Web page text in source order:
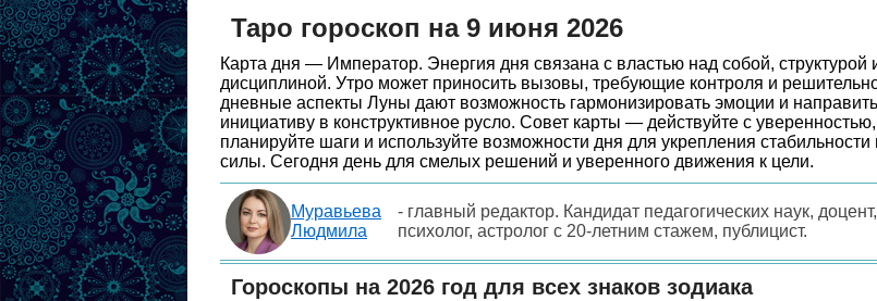
Таро гороскоп на 9 июня 2026
Карта дня — Император. Энергия дня связана с властью над собой, структурой
дисциплиной. Утро может приносить вызовы, требующие контроля и
дневные аспекты Луны дают возможность гармонизировать эмоции и направить
инициативу в конструктивное русло. Совет карты — действуйте с уверенностью,
планируйте шаги и используйте возможности дня для укрепления стабильности
силы. Сегодня день для смелых решений и уверенного движения к цели.
Муравьева
Людмила
- главный редактор. Кандидат педагогических наук, доцент,
психолог, астролог с 20-летним стажем, публицист.
Гороскопы на 2026 год для всех знаков зодиака